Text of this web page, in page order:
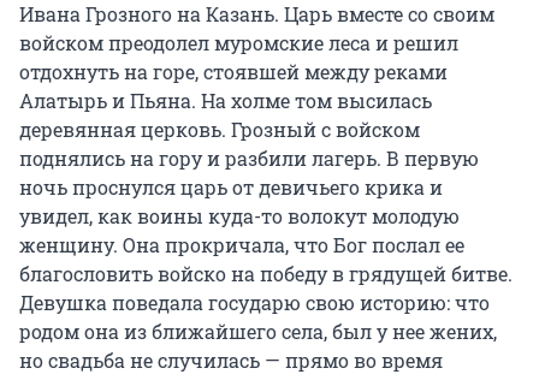
Ивана Грозного на Казань. Царь вместе со своим
войском преодолел муромские леса и решил
отдохнуть на горе, стоявшей между реками
Алатырь и Пьяна. На холме том высилась
деревянная церковь. Грозный с войском
поднялись на гору и разбили лагерь. В первую
ночь проснулся царь от девичьего крика и
увидел, как воины куда-то волокут молодую
женщину. Она прокричала, что Бог послал ее
благословить войско на победу в грядущей битве.
Девушка поведала государю свою историю: что
родом она из ближайшего села, был у нее жених,
но свадьба не случилась — прямо во время